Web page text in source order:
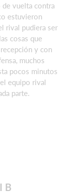
vuelta contra
estuvieron
rival pudiera ser
cosas que
y con
muchos
pocos minutos
equipo rival
parte.
B